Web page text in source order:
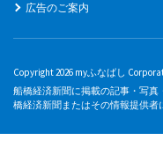
広告のご案内
Copyright 2026 myふなばし
船橋経済新聞に掲載の記事・写
橋経済新聞またはその情報提供者